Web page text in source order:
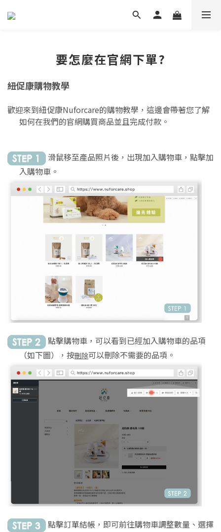
要怎麼在官網下單?
紐促康購物教學
歡迎來到紐促康Nuforcare的購物教學，這邊會帶著您了解
如何在我們的官網購買商品並且完成付款。
滑鼠移至產品照片後，出現加入購物車，點擊加
入購物車。
點擊購物車，可以看到已經加入購物車的品項
（如下圖），按刪除可以刪除不需要的品項。
點擊訂單結帳，即可前往購物車調整數量、選擇